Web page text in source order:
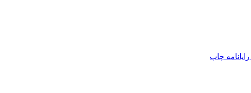
رایانامه چاپ